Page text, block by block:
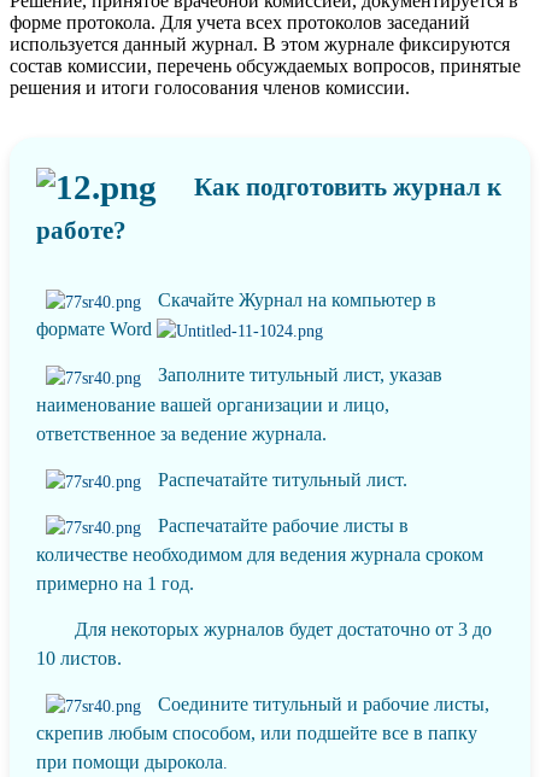
форме протокола. Для учета всех протоколов заседаний
используется данный журнал. В этом журнале фиксируются
состав комиссии, перечень обсуждаемых вопросов, принятые
решения и итоги голосования членов комиссии.
Как подготовить журнал к
работе?
Скачайте Журнал на компьютер в
формате Word
Заполните титульный лист, указав
наименование вашей организации и лицо,
ответственное за ведение журнала.
Распечатайте титульный лист.
Распечатайте рабочие листы в
количестве необходимом для ведения журнала сроком
примерно на 1 год.
Для некоторых журналов будет достаточно от 3 до
10 листов.
Соедините титульный и рабочие листы,
скрепив любым способом, или подшейте все в папку
при помощи дырокола.